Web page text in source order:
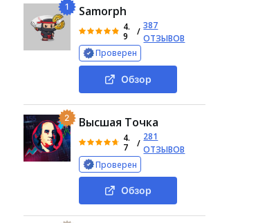
Обзор условий работы с Frax Btc
1 Samorph
4.
9
/
387
ОТЗЫВОВ
Проверен
Обзор
2 Высшая Точка
4.
7
/
281
ОТЗЫВОВ
Проверен
Обзор